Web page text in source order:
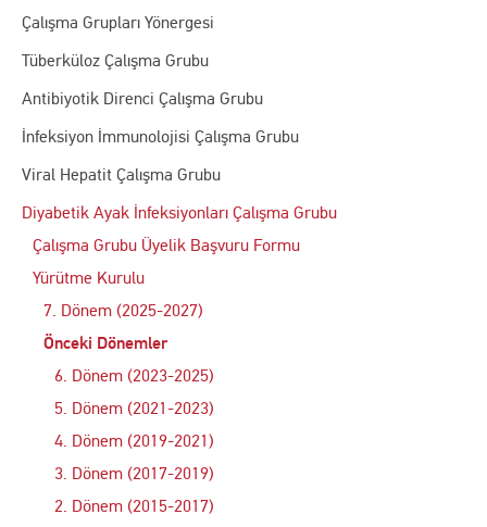
Çalışma Grupları Yönergesi
Tüberküloz Çalışma Grubu
Antibiyotik Direnci Çalışma Grubu
İnfeksiyon İmmunolojisi Çalışma Grubu
Viral Hepatit Çalışma Grubu
Diyabetik Ayak İnfeksiyonları Çalışma Grubu
Çalışma Grubu Üyelik Başvuru Formu
Yürütme Kurulu
7. Dönem (2025-2027)
Önceki Dönemler
6. Dönem (2023-2025)
5. Dönem (2021-2023)
4. Dönem (2019-2021)
3. Dönem (2017-2019)
2. Dönem (2015-2017)